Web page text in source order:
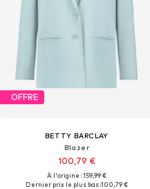
OFFRE
BETTY BARCLAY
Blazer
100,79 €
À l'origine : 159,99 €
Dernier prix le plus bas :100,79 €